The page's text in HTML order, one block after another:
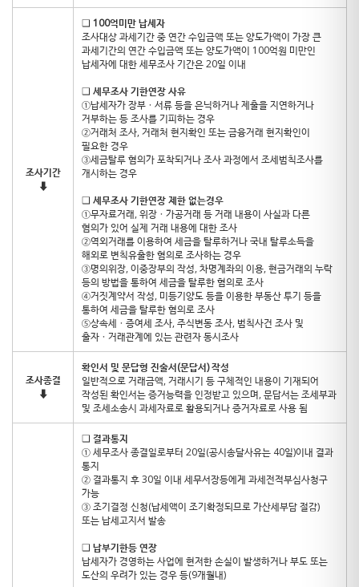
조사기간
⬇
❑ 100억미만 납세자
조사대상 과세기간 중 연간 수입금액 또는 양도가액이 가장 큰
과세기간의 연간 수입금액 또는 양도가액이 100억원 미만인
납세자에 대한 세무조사 기간은 20일 이내
❑ 세무조사 기한연장 사유
①납세자가 장부ㆍ서류 등을 은닉하거나 제출을 지연하거나
거부하는 등 조사를 기피하는 경우
②거래처 조사, 거래처 현지확인 또는 금융거래 현지확인이
필요한 경우
③세금탈루 혐의가 포착되거나 조사 과정에서 조세범칙조사를
개시하는 경우
❑ 세무조사 기한연장 제한 없는경우
①무자료거래, 위장ㆍ가공거래 등 거래 내용이 사실과 다른
혐의가 있어 실제 거래 내용에 대한 조사
②역외거래를 이용하여 세금을 탈루하거나 국내 탈루소득을
해외로 변칙유출한 혐의로 조사하는 경우
③명의위장, 이중장부의 작성, 차명계좌의 이용, 현금거래의 누락
등의 방법을 통하여 세금을 탈루한 혐의로 조사
④거짓계약서 작성, 미등기양도 등을 이용한 부동산 투기 등을
통하여 세금을 탈루한 혐의로 조사
⑤상속세ㆍ증여세 조사, 주식변동 조사, 범칙사건 조사 및
출자ㆍ거래관계에 있는 관련자 동시조사
조사종결
⬇
확인서 및 문답형 진술서(문답서) 작성
일반적으로 거래금액, 거래시기 등 구체적인 내용이 기재되어
작성된 확인서는 증거능력을 인정받고 있으며, 문답서는 조세부과
및 조세소송시 과세자료로 활용되거나 증거자료로 사용 됨
❑ 결과통지
① 세무조사 종결일로부터 20일(공시송달사유는 40일)이내 결과
통지
② 결과통지 후 30일 이내 세무서장등에게 과세전적부심사청구
가능
③ 조기결정 신청(납세액이 조기확정되므로 가산세부담 절감)
또는 납세고지서 발송
❑ 납부기한등 연장
납세자가 경영하는 사업에 현저한 손실이 발생하거나 부도 또는
도산의 우려가 있는 경우 등(9개월내)